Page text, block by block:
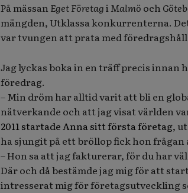
På mässan Eget FöretagiMalmö och
mängden, Utklassa konkurrenterna.
var tvungen att prata med
Jag lyckas boka in en träff precis innan
föredrag.
– Min dröm har alltid varit att bli en
nätverkande och att jag visat världen
2011 startade Anna sitt första företag,
ha sjungit på ett bröllop fick hon
– Hon sa att jag fakturerar, för du har
Där och då bestämde jag mig för att
intresserat mig för företagsutveckling